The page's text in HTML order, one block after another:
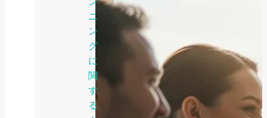
ニ
ン
グ
に
関
す
る